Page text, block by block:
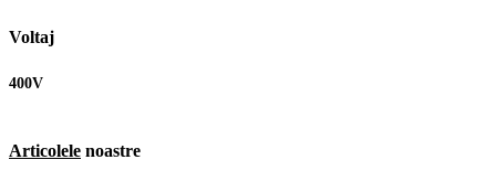
Voltaj
400V
Articolele noastre